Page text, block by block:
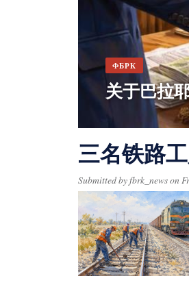
ФБРК
关于巴拉
ФБРК
哈萨克斯
舒钦斯克
粮农组织
在哈萨克
三名铁路
Submitted byfbrk_newson